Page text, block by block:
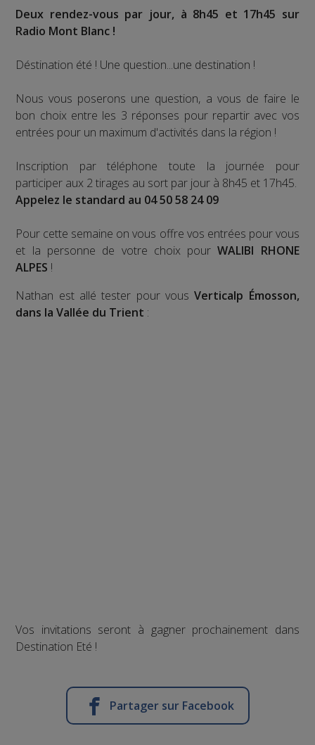
Deux rendez-vous par jour, à 8h45 et 17h45 sur
Radio Mont Blanc !
Déstination été ! Une question...une destination !
Nous vous poserons une question, a vous de faire le
bon choix entre les 3 réponses pour repartir avec vos
entrées pour un maximum d'activités dans la région !
Inscription par téléphone toute la journée pour
participer aux 2 tirages au sort par jour à 8h45 et 17h45.
Appelez le standard au 04 50 58 24 09
Pour cette semaine on vous offre vos entrées pour vous
et la personne de votre choix pourWALIBI RHONE
ALPES !
Nathan est allé tester pour vousVerticalp Émosson,
dans la Vallée du Trient :
Vos invitations seront à gagner prochainement dans
Destination Eté !
Partager sur Facebook